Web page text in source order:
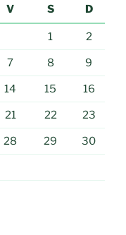
V S D
1 2
7 8 9
14 15 16
21 22 23
28 29 30